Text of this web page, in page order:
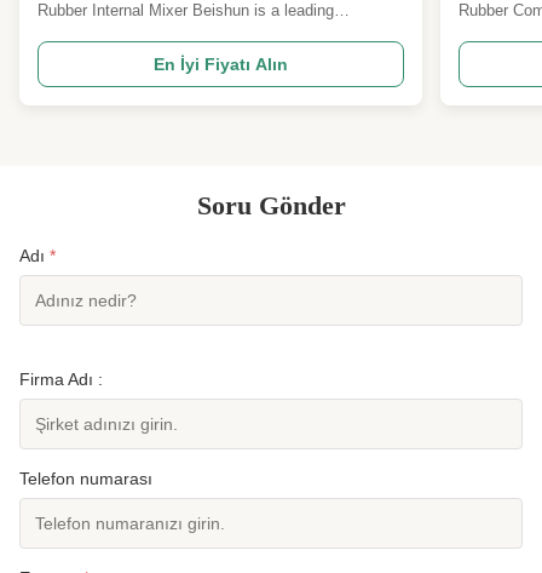
Rubber Internal Mixer Beishun is a leading
machinery, providing efficient, reliable, and precise
processing solutions for rubber and tire
manufacturers worldwide. Our heavy-duty
En İyi Fiyatı Alın
Rubber
machine is
rubber
Soru Gönder
Adı *
Firma Adı :
Telefon numarası